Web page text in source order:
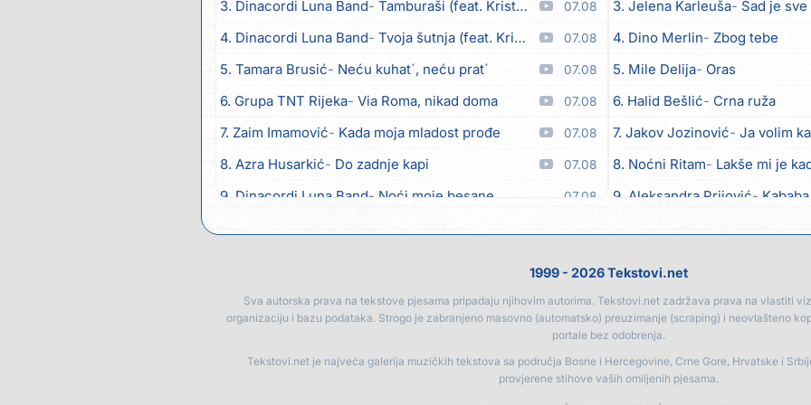
3. Dinacordi Luna Band Tamburaši (feat. Kristina Smetko) 07.08
4. Dinacordi Luna Band Tvoja šutnja (feat. Kristina Smetko) 07.08
5. Tamara Brusić Neću kuhat´, neću prat´ 07.08
6. Grupa TNT Rijeka Via Roma, nikad doma 07.08
7. Zaim Imamović Kada moja mladost prođe 07.08
8. Azra Husarkić Do zadnje kapi 07.08
9. Dinacordi Luna Band Noći moje besane 07.08
13. Severina Pozovi me ti (Anksiozna) 06.08
14. Fidellio Summer Time 06.08
06.08
3. Jelena Karleuša Sad je sve
4. Dino Merlin Zbog tebe
5. Mile Delija Oras
6. Halid Bešlić Crna ruža
7. Jakov Jozinović Ja volim
8. Noćni Ritam Lakše mi je
9. Aleksandra Prijović Kababa
13. Noćni Ritam Rekla si mi
14. Vesna Zmijanac Ovo u
15. Karlo! Mon amour
1999 - 2026 Tekstovi.net
Sva autorska prava na tekstove pjesama pripadaju njihovim autorima. Tekstovi.net zadržava prava na vlastiti
organizaciju i bazu podataka. Strogo je zabranjeno masovno (automatsko) preuzimanje (scraping) i neovlašteno
portale bez odobrenja.
Tekstovi.net je najveća galerija muzičkih tekstova sa područja Bosne i Hercegovine, Crne Gore, Hrvatske i
provjerene stihove vaših omiljenih pjesama.